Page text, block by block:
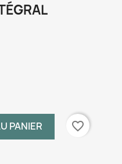
PANIER favorite_border